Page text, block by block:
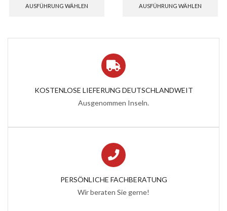
AUSFÜHRUNG WÄHLEN
auf.
Optionen
können
auf
der
gewählt
AUSFÜHRUNG WÄHLEN
auf.
KOSTENLOSE LIEFERUNG DEUTSCHLANDWEIT
Ausgenommen Inseln.
PERSÖNLICHE FACHBERATUNG
Wir beraten Sie gerne!